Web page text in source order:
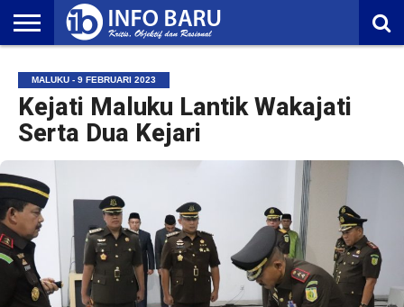
NASIONAL
AMBONIA
MALUKU
EKONOMI
POLITIK
OLAHRAGA
LIFESTYLE
REDAKSI
MALUKU - 9 FEBRUARI 2023
Kejati Maluku Lantik Wakajati
Serta Dua Kejari